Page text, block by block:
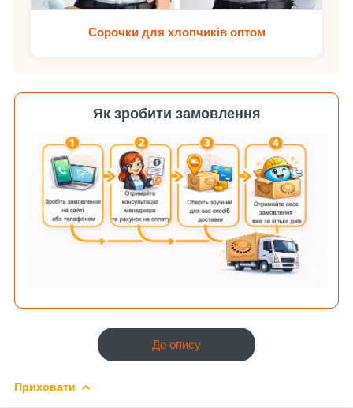
Сорочки для хлопчиків оптом
Як зробити замовлення
До опису
Приховати